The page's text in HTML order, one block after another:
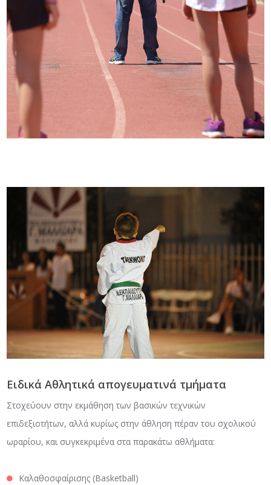
Ειδικά Αθλητικά απογευματινά τμήματα
Στοχεύουν στην εκμάθηση των βασικών τεχνικών
επιδεξιοτήτων, αλλά κυρίως στην άθληση πέραν του σχολικού
ωραρίου, και συγκεκριμένα στα παρακάτω αθλήματα:
Καλαθοσφαίρισης (Basketball)